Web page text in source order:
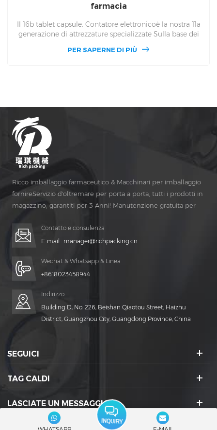
farmacia
Il 16b tablet capsule. Contatore elettronicoè la nostra 11a
generazione di attrezzature specializzate Sulla base dei
nostro gruppo ha sviluppato il 16b conteggio elettronico
PER SAPERNE DI PIÙ
Ricco imballaggio farmaceutico & Macchinari per imballaggio
fornireServizio d'oltremare per porta a porta, tutti i prodotti in
magazzino, garantiti per 3 Anni! Manutenzione gratuita per
Contatto e consulenza
E-mail : manager@richpacking.cn
Wechat & Whatsapp & Linea
+8618023458944
Indirizzo
Building D, No. 226, Beishan Qiaotou Street, Haizhu
District, Guangzhou City, Guangdong Province, China
SEGUICI
TAG CALDI
LASCIATE UN MESSAGGIO